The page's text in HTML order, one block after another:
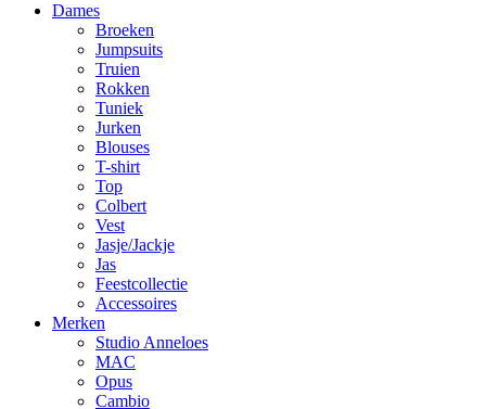
Dames
Broeken
Jumpsuits
Truien
Rokken
Tuniek
Jurken
Blouses
T-shirt
Top
Colbert
Vest
Jasje/Jackje
Jas
Feestcollectie
Accessoires
Merken
Studio Anneloes
MAC
Opus
Cambio